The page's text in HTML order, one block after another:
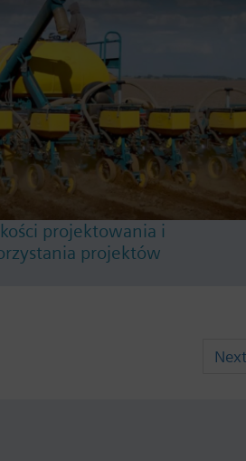
projektowania i
projektów
Next